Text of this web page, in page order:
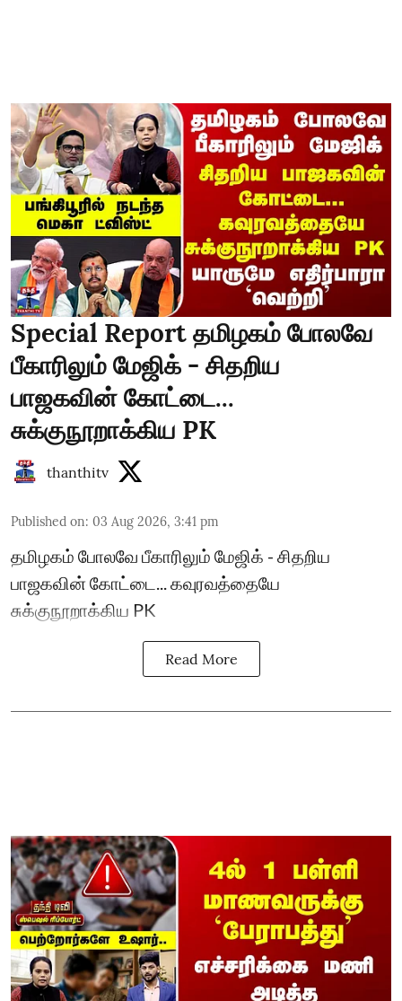
Special Report தமிழகம் போலவே
பீகாரிலும் மேஜிக் - சிதறிய
பாஜகவின் கோட்டை...
சுக்குநூறாக்கிய PK
thanthitv
Published on: 03 Aug 2026, 3:41 pm
தமிழகம் போலவே பீகாரிலும் மேஜிக் - சிதறிய
பாஜகவின் கோட்டை... கவுரவத்தையே
சுக்குநூறாக்கிய PK
Read More